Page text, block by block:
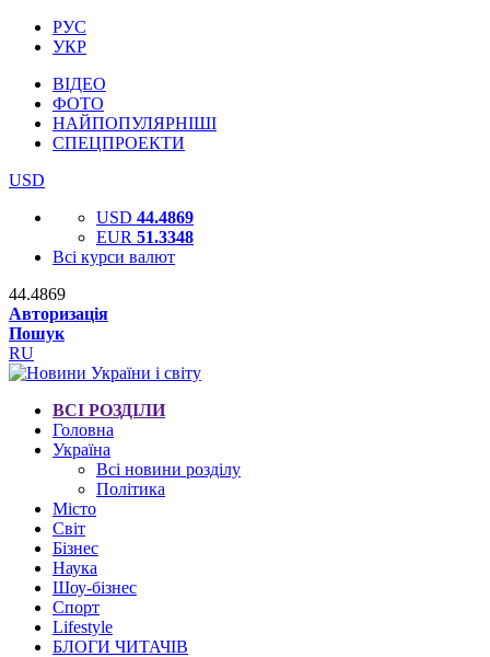
РУС
УКР
ВІДЕО
ФОТО
НАЙПОПУЛЯРНІШІ
СПЕЦПРОЕКТИ
USD
USD 44.4869
EUR 51.3348
Всі курси валют
44.4869
Авторизація
Пошук
RU
ВСІ РОЗДІЛИ
Головна
Україна
Всі новини розділу
Політика
Місто
Світ
Бізнес
Наука
Шоу-бізнес
Спорт
Lifestyle
БЛОГИ ЧИТАЧІВ